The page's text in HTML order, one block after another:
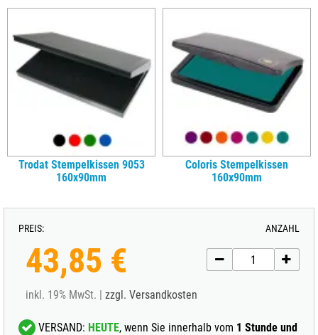
Trodat Stempelkissen 9053
160x90mm
Coloris Stempelkissen
160x90mm
PREIS:
43,85 €
inkl. 19% MwSt. | zzgl. Versandkosten
VERSAND: HEUTE, wenn Sie innerhalb vom 1 Stunde und
ANZAHL